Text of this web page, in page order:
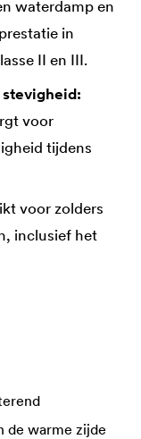
waterdamp en
in
II en III.
voor
tijdens
voor zolders
inclusief het
de warme zijde